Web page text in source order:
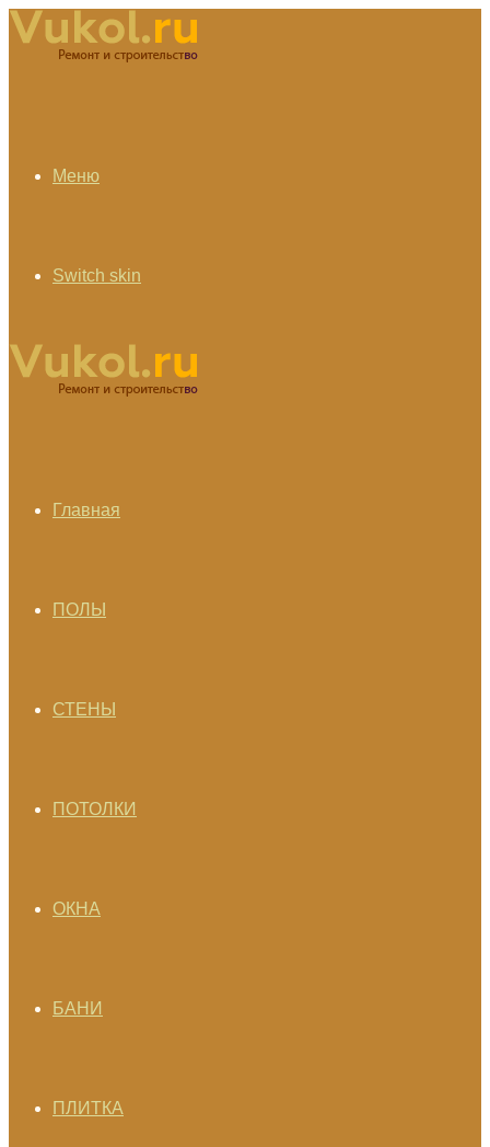
Меню
Switch skin
Главная
ПОЛЫ
СТЕНЫ
ПОТОЛКИ
ОКНА
БАНИ
ПЛИТКА